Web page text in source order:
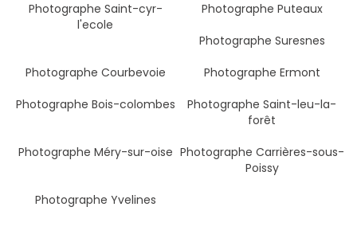
Photographe Saint-cyr-
l'ecole
Photographe Puteaux
Photographe Suresnes
Photographe Courbevoie
Photographe Ermont
Photographe Bois-colombes
Photographe Saint-leu-la-
forêt
Photographe Méry-sur-oise Photographe Carrières-sous-
Poissy
Photographe Yvelines